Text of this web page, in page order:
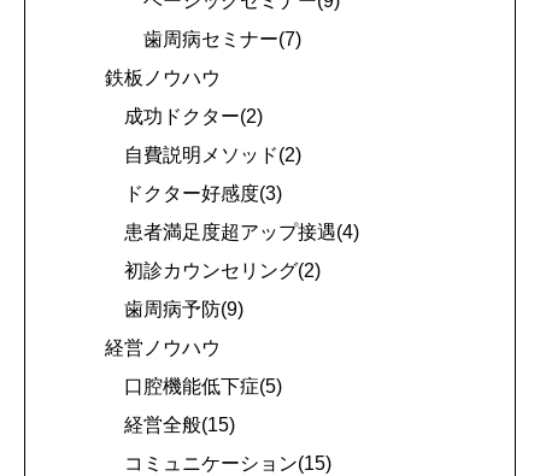
歯周病セミナー(7)
鉄板ノウハウ
成功ドクター(2)
自費説明メソッド(2)
ドクター好感度(3)
患者満足度超アップ接遇(4)
初診カウンセリング(2)
歯周病予防(9)
経営ノウハウ
口腔機能低下症(5)
経営全般(15)
コミュニケーション(15)